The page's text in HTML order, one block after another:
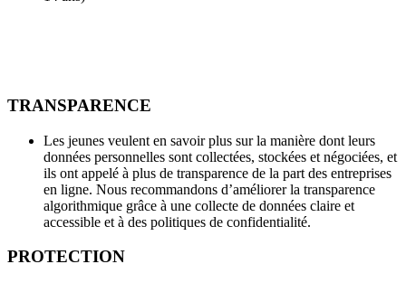
TRANSPARENCE
Les jeunes veulent en savoir plus sur la manière dont leurs
données personnelles sont collectées, stockées et négociées, et
ils ont appelé à plus de transparence de la part des entreprises
en ligne. Nous recommandons d’améliorer la transparence
algorithmique grâce à une collecte de données claire et
accessible et à des politiques de confidentialité.
PROTECTION